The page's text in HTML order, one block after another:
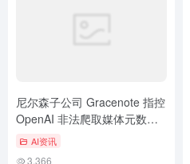
尼尔森子公司 Gracenote 指控
OpenAI 非法爬取媒体元数据
用于模型训练
AI资讯
3,366